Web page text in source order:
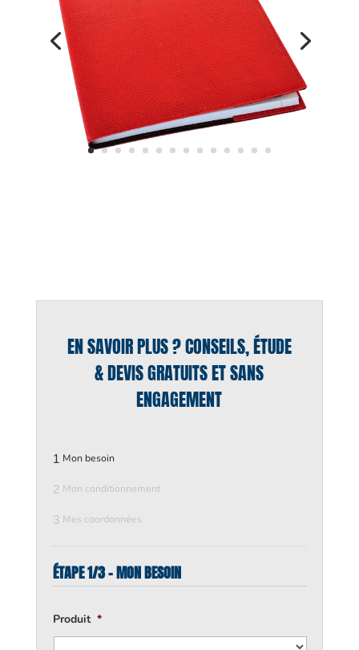
EN SAVOIR PLUS ? CONSEILS, ÉTUDE
& DEVIS GRATUITS ET SANS
ENGAGEMENT
1 Mon besoin
2 Mon conditionnement
3 Mes coordonnées
ÉTAPE 1/3 - MON BESOIN
Produit *